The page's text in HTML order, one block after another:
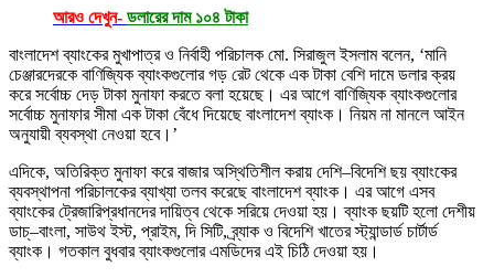
আরও দেখুন- ডলারের দাম ১০৪ টাকা
বাংলাদেশ ব্যাংকের মুখাপাত্র ও নির্বাহী পরিচালক মো. সিরাজুল ইসলাম বলেন, ‘মানি
চেঞ্জারদেরকে বাণিজ্যিক ব্যাংকগুলোর গড় রেট থেকে এক টাকা বেশি দামে ডলার ক্রয়
করে সর্বোচ্চ দেড় টাকা মুনাফা করতে বলা হয়েছে। এর আগে বাণিজ্যিক ব্যাংকগুলোর
সর্বোচ্চ মুনাফার সীমা এক টাকা বেঁধে দিয়েছে বাংলাদেশ ব্যাংক। নিয়ম না মানলে আইন
অনুযায়ী ব্যবস্থা নেওয়া হবে।’
এদিকে, অতিরিক্ত মুনাফা করে বাজার অস্থিতিশীল করায় দেশি–বিদেশি ছয় ব্যাংকের
ব্যবস্থাপনা পরিচালকের ব্যাখ্যা তলব করেছে বাংলাদেশ ব্যাংক। এর আগে এসব
ব্যাংকের ট্রেজারিপ্রধানদের দায়িত্ব থেকে সরিয়ে দেওয়া হয়। ব্যাংক ছয়টি হলো দেশীয়
ডাচ্‌–বাংলা, সাউথ ইস্ট, প্রাইম, দি সিটি, ব্র্যাক ও বিদেশি খাতের স্ট্যান্ডার্ড চার্টার্ড
ব্যাংক। গতকাল বুধবার ব্যাংকগুলোর এমডিদের এই চিঠি দেওয়া হয়।